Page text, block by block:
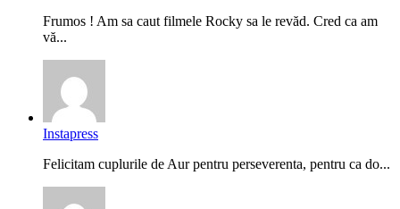
Frumos ! Am sa caut filmele Rocky sa le revăd. Cred ca am
vă...
Instapress
Felicitam cuplurile de Aur pentru perseverenta, pentru ca do...